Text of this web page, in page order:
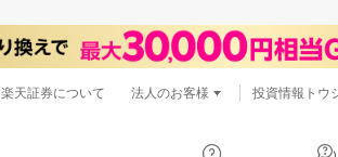
楽天証券について 法人のお客様 投資情報トウ